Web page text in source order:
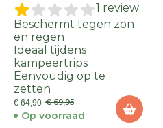
1 review
Beschermt tegen zon
en regen
Ideaal tijdens
kampeertrips
Eenvoudig op te
zetten
€ 64,90 € 69,95
Op voorraad